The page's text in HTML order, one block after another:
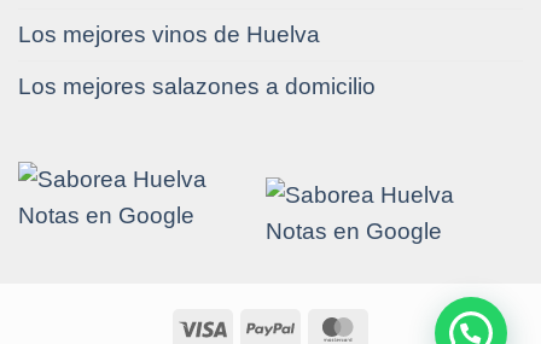
Los mejores vinos de Huelva
Los mejores salazones a domicilio
Visa PayPal MasterCard